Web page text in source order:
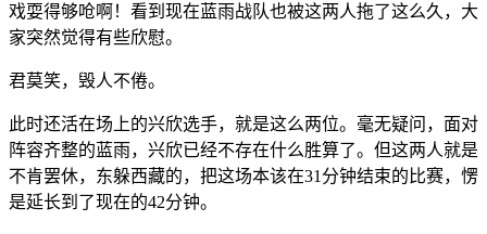
戏耍得够呛啊！看到现在蓝雨战队也被这两人拖了这么久，大
家突然觉得有些欣慰。
君莫笑，毁人不倦。
此时还活在场上的兴欣选手，就是这么两位。毫无疑问，面对
阵容齐整的蓝雨，兴欣已经不存在什么胜算了。但这两人就是
不肯罢休，东躲西藏的，把这场本该在31分钟结束的比赛，愣
是延长到了现在的42分钟。